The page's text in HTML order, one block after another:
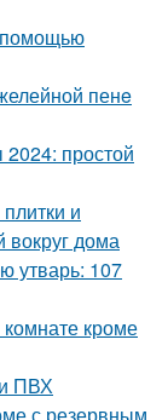
помощью
пенe
простой
и
вокруг дома
утварь: 107
кроме
ПВХ
с резервным